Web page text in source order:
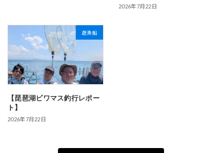
2026年7月22日
遊漁船
【琵琶湖ビワマス釣行レポー
ト】
2026年7月22日